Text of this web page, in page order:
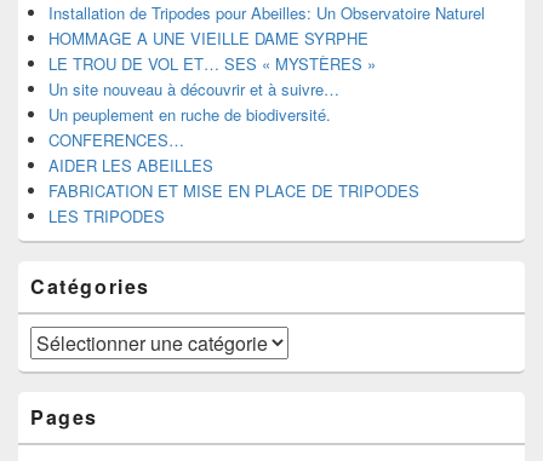
barre
latérale
Installation de Tripodes pour Abeilles: Un Observatoire Naturel
HOMMAGE A UNE VIEILLE DAME SYRPHE
LE TROU DE VOL ET… SES « MYSTÈRES »
Un site nouveau à découvrir et à suivre…
Un peuplement en ruche de biodiversité.
CONFERENCES…
AIDER LES ABEILLES
FABRICATION ET MISE EN PLACE DE TRIPODES
LES TRIPODES
Catégories
Catégories
Pages